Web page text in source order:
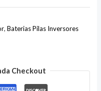
,Baterias Pilas Inversores
Checkout